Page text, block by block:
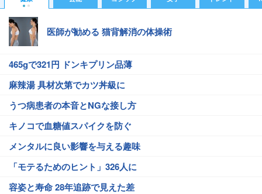
医師が勧める 猫背解消の体操術
465gで321円 ドンキプリン品薄
麻辣湯 具材次第でカツ丼級に
うつ病患者の本音とNGな接し方
キノコで血糖値スパイクを防ぐ
メンタルに良い影響を与える趣味
「モテるためのヒント」326人に
容姿と寿命 28年追跡で見えた差